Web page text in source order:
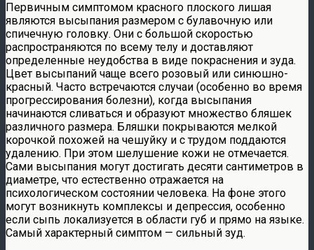
Первичным симптомом красного плоского лишая
являются высыпания размером с булавочную или
спичечную головку. Они с большой скоростью
распространяются по всему телу и доставляют
определенные неудобства в виде покраснения и зуда.
Цвет высыпаний чаще всего розовый или синюшно-
красный. Часто встречаются случаи (особенно во время
прогрессирования болезни), когда высыпания
начинаются сливаться и образуют множество бляшек
различного размера. Бляшки покрываются мелкой
корочкой похожей на чешуйку и с трудом поддаются
удалению. При этом шелушение кожи не отмечается.
Сами высыпания могут достигать десяти сантиметров в
диаметре, что естественно отражается на
психологическом состоянии человека. На фоне этого
могут возникнуть комплексы и депрессия, особенно
если сыпь локализуется в области губ и прямо на языке.
Самый характерный симптом — сильный зуд.